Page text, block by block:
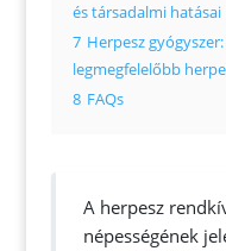
és társadalmi hatásai
7 Herpesz
legmegfelelőbb
8 FAQs
A herpesz
népességének